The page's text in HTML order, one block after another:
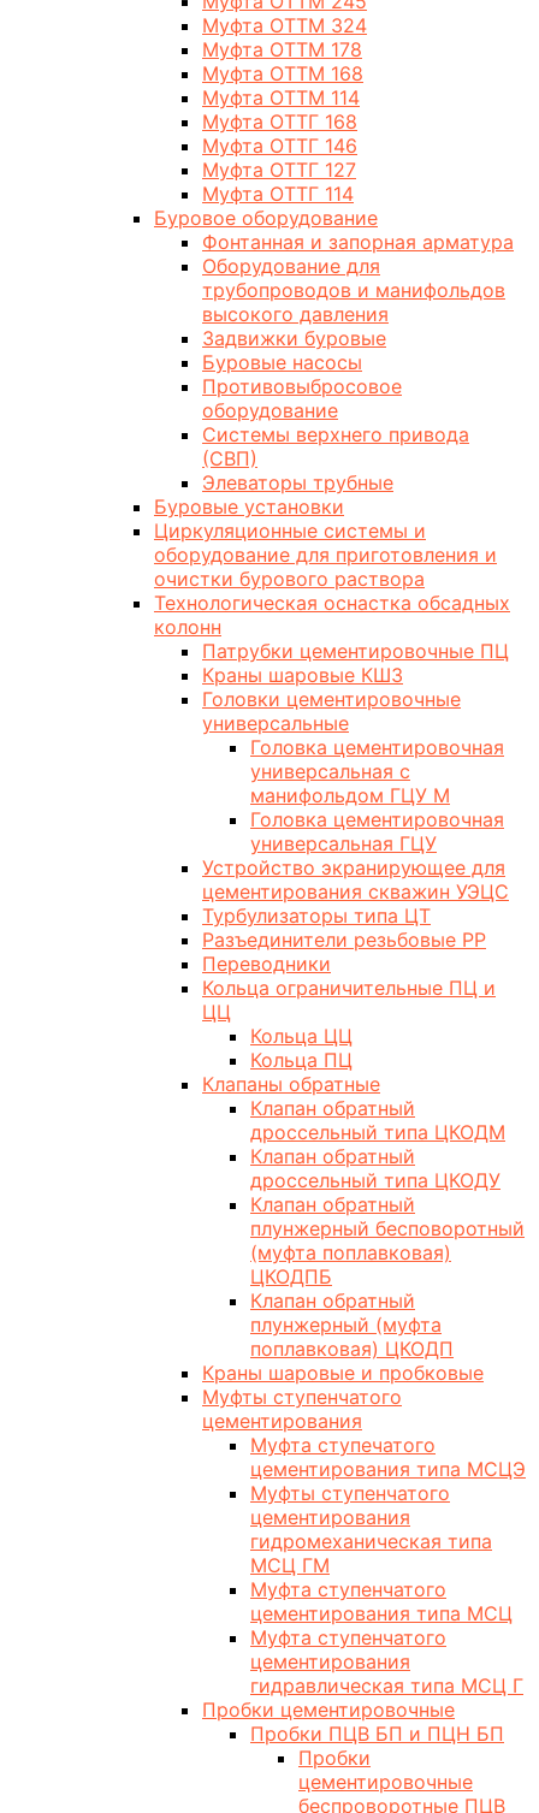
Муфта ОТТМ 324
Муфта ОТТМ 178
Муфта ОТТМ 168
Муфта ОТТМ 114
Муфта ОТТГ 168
Муфта ОТТГ 146
Муфта ОТТГ 127
Муфта ОТТГ 114
Буровое оборудование
Фонтанная и запорная арматура
Оборудование для
трубопроводов и манифольдов
высокого давления
Задвижки буровые
Буровые насосы
Противовыбросовое
оборудование
Системы верхнего привода
(СВП)
Элеваторы трубные
Буровые установки
Циркуляционные системы и
оборудование для приготовления и
очистки бурового раствора
Технологическая оснастка обсадных
колонн
Патрубки цементировочные ПЦ
Краны шаровые КШЗ
Головки цементировочные
универсальные
Головка цементировочная
универсальная с
манифольдом ГЦУ М
Головка цементировочная
универсальная ГЦУ
Устройство экранирующее для
цементирования скважин УЭЦС
Турбулизаторы типа ЦТ
Разъединители резьбовые РР
Переводники
Кольца ограничительные ПЦ и
ЦЦ
Кольца ЦЦ
Кольца ПЦ
Клапаны обратные
Клапан обратный
дроссельный типа ЦКОДМ
Клапан обратный
дроссельный типа ЦКОДУ
Клапан обратный
плунжерный бесповоротный
(муфта поплавковая)
ЦКОДПБ
Клапан обратный
плунжерный (муфта
поплавковая) ЦКОДП
Краны шаровые и пробковые
Муфты ступенчатого
цементирования
Муфта ступечатого
цементирования типа МСЦЭ
Муфты ступенчатого
цементирования
гидромеханическая типа
МСЦ ГМ
Муфта ступенчатого
цементирования типа МСЦ
Муфта ступенчатого
цементирования
гидравлическая типа МСЦ Г
Пробки цементировочные
Пробки ПЦВ БП и ПЦН БП
Пробки
цементировочные
беспроворотные ПЦВ